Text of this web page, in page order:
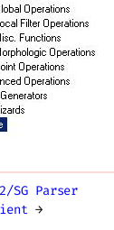
SG Parser
→